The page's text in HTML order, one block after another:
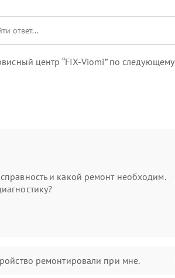
центр “FIX-Viomi” по следующему
и какой ремонт необходим.
ремонтировали при мне.